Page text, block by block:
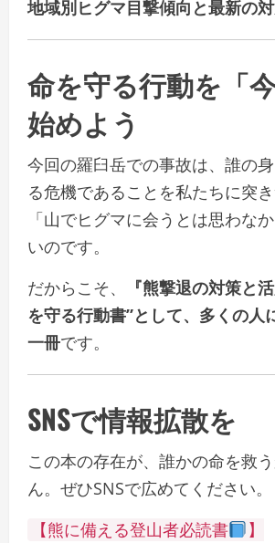
地域別ヒグマ目撃傾向と最新の
命を守る行動を「
始めよう
今回の羅臼岳での事故は、誰の
る危機であることを私たちに突き
「山でヒグマに会うとは思わな
いのです。
だからこそ、
『熊撃退の対策と
を守る行動書”として、多くの人
一冊です。
SNSで情報拡散を
この本の存在が、誰かの命を救
ん。ぜひSNSで広めてください。
【熊に備える登山者必読書
】